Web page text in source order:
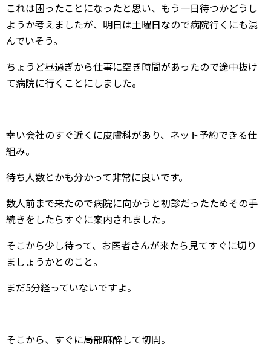
これは困ったことになったと思い、もう一日待つかどうし
ようか考えましたが、明日は土曜日なので病院行くにも混
んでいそう。
ちょうど昼過ぎから仕事に空き時間があったので途中抜け
て病院に行くことにしました。
幸い会社のすぐ近くに皮膚科があり、ネット予約できる仕
組み。
待ち人数とかも分かって非常に良いです。
数人前まで来たので病院に向かうと初診だったためその手
続きをしたらすぐに案内されました。
そこから少し待って、お医者さんが来たら見てすぐに切り
ましょうかとのこと。
まだ5分経っていないですよ。
そこから、すぐに局部麻酔して切開。